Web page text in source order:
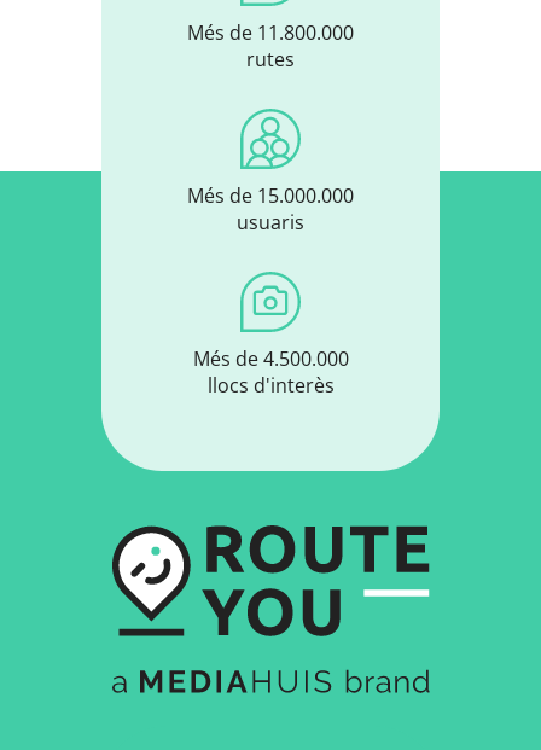
Més de 11.800.000
rutes
Més de 15.000.000
usuaris
Més de 4.500.000
llocs d'interès